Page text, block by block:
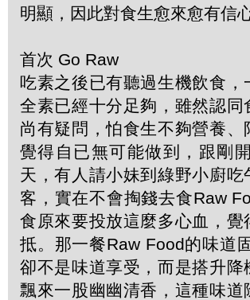
明顯，因此對食生愈來愈有信心
首次 Go Raw
吃素之後已有聽過生機飲食
全素已經十分足夠，雖然認
尚有疑問，怕食生不夠營養
覺得自已無可能做到，跟剛
天，有人請小妹到綠野小廚
客，實在不會掏錢去食Raw
食原來要投放這麼多心血，
抵。那一餐Raw Food的味道
卻不是味道享受，而是搭升
飄來一股幽幽清香，這種味